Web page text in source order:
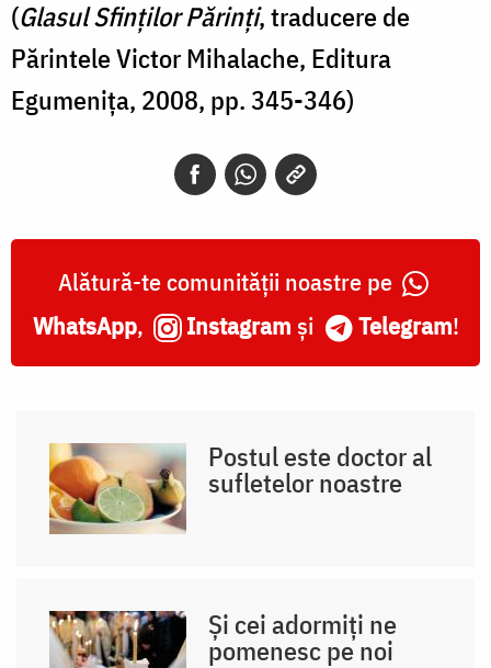
(Glasul Sfinţilor Părinţi, traducere de
Părintele Victor Mihalache, Editura
Egumeniţa, 2008, pp. 345-346)
Alătură-te comunității noastre pe
WhatsApp, Instagram și Telegram!
Postul este doctor al
sufletelor noastre
Și cei adormiți ne
pomenesc pe noi